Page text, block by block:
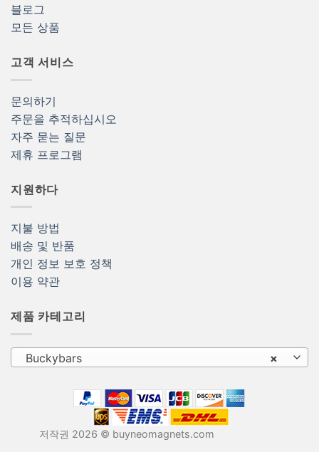
블로그
모든 상품
고객 서비스
문의하기
주문을 추적하십시오
자주 묻는 질문
제휴 프로그램
지원하다
지불 방법
배송 및 반품
개인 정보 보호 정책
이용 약관
제품 카테고리
×
Buckybars
저작권 2026 © buyneomagnets.com